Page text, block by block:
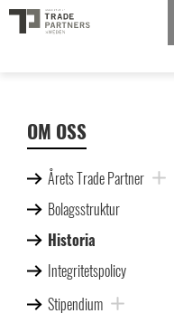
OM OSS
Årets Trade Partner
Bolagsstruktur
Historia
Integritetspolicy
Stipendium